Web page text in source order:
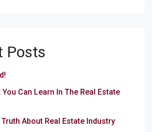
Posts
Can Learn In The Real Estate
About Real Estate Industry